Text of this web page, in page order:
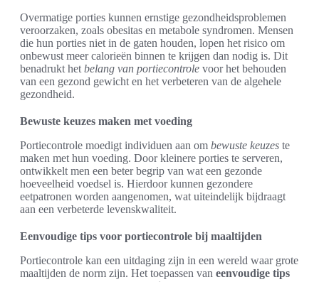
Overmatige porties kunnen ernstige gezondheidsproblemen
veroorzaken, zoals obesitas en metabole syndromen. Mensen
die hun porties niet in de gaten houden, lopen het risico om
onbewust meer calorieën binnen te krijgen dan nodig is. Dit
benadrukt het belang van portiecontrole voor het behouden
van een gezond gewicht en het verbeteren van de algehele
gezondheid.
Bewuste keuzes maken met voeding
Portiecontrole moedigt individuen aan om bewuste keuzes te
maken met hun voeding. Door kleinere porties te serveren,
ontwikkelt men een beter begrip van wat een gezonde
hoeveelheid voedsel is. Hierdoor kunnen gezondere
eetpatronen worden aangenomen, wat uiteindelijk bijdraagt
aan een verbeterde levenskwaliteit.
Eenvoudige tips voor portiecontrole bij maaltijden
Portiecontrole kan een uitdaging zijn in een wereld waar grote
maaltijden de norm zijn. Het toepassen van eenvoudige tips